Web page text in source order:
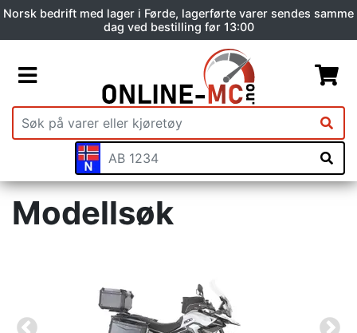
Norsk bedrift med lager i Førde, lagerførte varer sendes samme
dag ved bestilling før 13:00
Modellsøk